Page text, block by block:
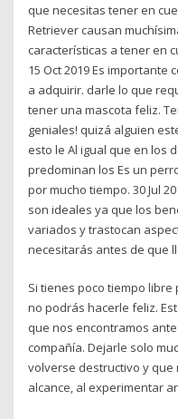
que necesitas tener en
Retriever causan
características a tener en
15 Oct 2019 Es
a adquirir. darle lo que
tener una mascota feliz.
geniales! quizá alguien
esto le Al igual que en los
predominan los Es un
por mucho tiempo. 30 Jul
son ideales ya que los
variados y trastocan
necesitarás antes de que
Si tienes poco tiempo
no podrás hacerle feliz.
que nos encontramos
compañía. Dejarle solo
volverse destructivo y
alcance, al experimentar